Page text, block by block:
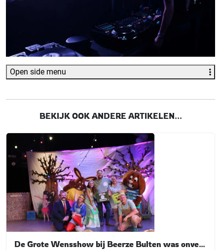
Open side menu
BEKIJK OOK ANDERE ARTIKELEN...
De Grote Wensshow bij Beerze Bulten was onvergetelijk